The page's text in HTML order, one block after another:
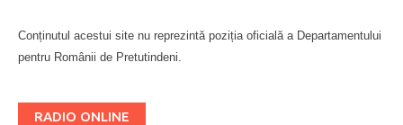
Conținutul acestui site nu reprezintă poziția oficială a Departamentului
pentru Românii de Pretutindeni.
RADIO ONLINE